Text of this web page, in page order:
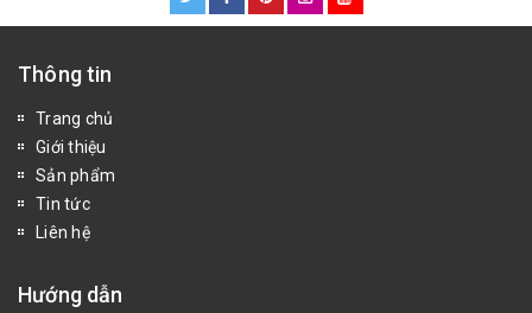
Thông tin
Trang chủ
Giới thiệu
Sản phẩm
Tin tức
Liên hệ
Hướng dẫn